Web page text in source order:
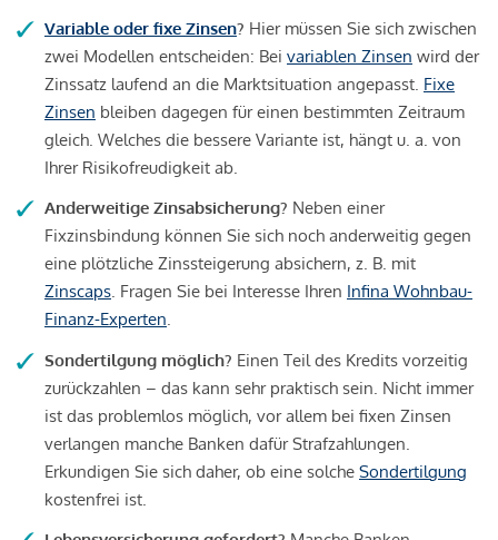
Variable oder fixe Zinsen? Hier müssen Sie sich zwischen
zwei Modellen entscheiden: Bei variablen Zinsen wird der
Zinssatz laufend an die Marktsituation angepasst. Fixe
Zinsen bleiben dagegen für einen bestimmten Zeitraum
gleich. Welches die bessere Variante ist, hängt u. a. von
Ihrer Risikofreudigkeit ab.
Anderweitige Zinsabsicherung? Neben einer
Fixzinsbindung können Sie sich noch anderweitig gegen
eine plötzliche Zinssteigerung absichern, z. B. mit
Zinscaps. Fragen Sie bei Interesse Ihren Infina Wohnbau-
Finanz-Experten.
Sondertilgung möglich? Einen Teil des Kredits vorzeitig
zurückzahlen – das kann sehr praktisch sein. Nicht immer
ist das problemlos möglich, vor allem bei fixen Zinsen
verlangen manche Banken dafür Strafzahlungen.
Erkundigen Sie sich daher, ob eine solche Sondertilgung
kostenfrei ist.